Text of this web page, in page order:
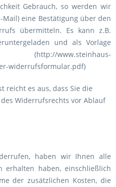
Gebrauch, so werden wir
Mail) eine Bestätigung über den
übermitteln. Es kann z.B.
und als Vorlage
www.steinhaus-
widerrufsformular.pdf)
reicht es aus, dass Sie die
Widerrufsrechts vor Ablauf
haben wir Ihnen alle
haben, einschließlich
der zusätzlichen Kosten, die